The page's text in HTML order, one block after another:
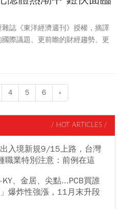
雜誌《東洋經濟週刊》授權，摘譯
際議題、更前瞻的財經趨勢、更
4 5 6 »
/ HOT ARTICLES /
入境新規9/15上路，台灣
職業特別注意：前例在這
、金居、尖點...PCB買誰
爆炸性強漲，11月末升段